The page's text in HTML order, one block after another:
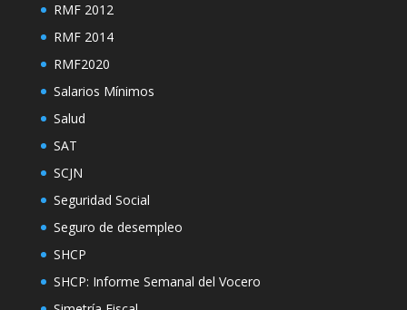
RMF 2012
RMF 2014
RMF2020
Salarios Mínimos
Salud
SAT
SCJN
Seguridad Social
Seguro de desempleo
SHCP
SHCP: Informe Semanal del Vocero